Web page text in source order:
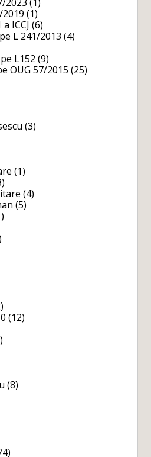
2019 (1)
ICCJ (6)
L 241/2013 (4)
L152 (9)
OUG 57/2015 (25)
(3)
(1)
(4)
(5)
(12)
(8)